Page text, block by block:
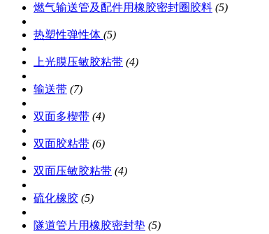
燃气输送管及配件用橡胶密封圈胶料 (5)
热塑性弹性体 (5)
上光膜压敏胶粘带 (4)
输送带 (7)
双面多楔带 (4)
双面胶粘带 (6)
双面压敏胶粘带 (4)
硫化橡胶 (5)
隧道管片用橡胶密封垫 (5)